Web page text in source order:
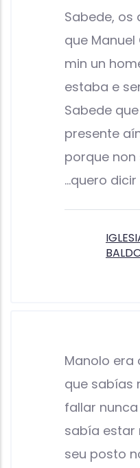
Sabede, os
que
min un
estaba e
Sabede
presente
porque non
...quero
Manolo era
que sabías
fallar
sabía estar
seu posto